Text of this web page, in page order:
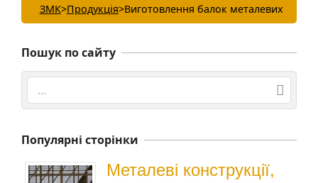
ЗМК>Продукція>Виготовлення балок металевих
Пошук по сайту
Search
Популярні сторінки
Металеві конструкції,